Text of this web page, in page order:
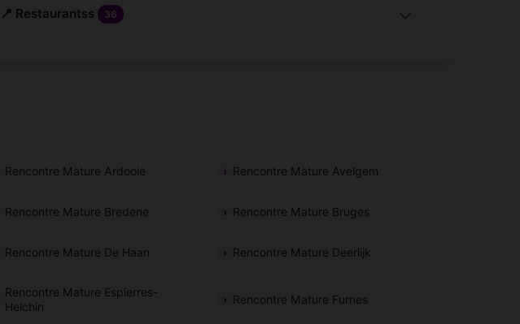
📍 Restaurantss 36
Rencontre Mature Ardooie Rencontre Mature Avelgem
Rencontre Mature Bredene Rencontre Mature Bruges
Rencontre Mature De Haan Rencontre Mature Deerlijk
Rencontre Mature Espierres-
Helchin
Rencontre Mature Furnes